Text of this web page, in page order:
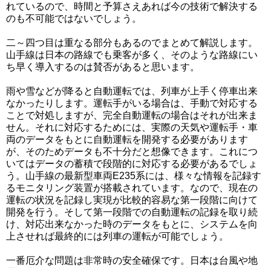
れているので、時間と予算さえあれば今の技術で解決する
のも不可能ではないでしょう。
二～四つ目は重なる部分もあるのでまとめて解説します。
山手線は日本の路線でも乗客が多く、そのような路線にい
ち早く導入するのは賛否があると思います。
雨や雪などが降ると自動運転では、列車が上手く停車出来
なかったりします。運転手がいる場合は、手動で対応する
ことで対処しますが、完全自動運転の場合はそれが出来ま
せん。それに対応するためには、実際の天気や運転手・車
両のデータをもとに自動運転を開発する必要があります
が、そのためデータも不十分だと想像できます。これにつ
いてはデータの蓄積で段階的に対応する必要があるでしょ
う。山手線の最新型車両E235系には、様々な情報を記録す
るモニタリング装置が搭載されています。なので、現在の
運転の状況を記録し実現が比較的容易な第一段階に向けて
開発を行う。そして第一段階での自動運転の記録を取り続
け、対応出来なかった時のデータをもとに、システムを向
上させれば最終的には列車の運転が可能でしょう。
一番厄介な問題は非常時の安全確保です。日本は台風や地